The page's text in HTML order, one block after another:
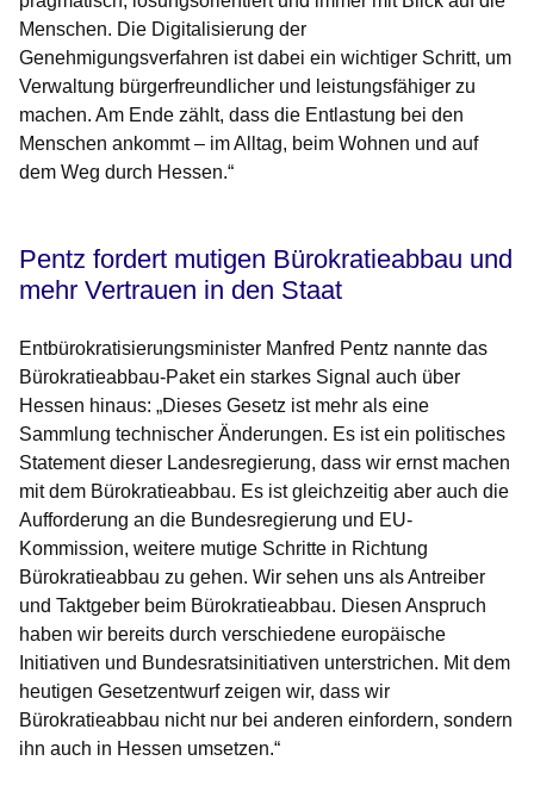
Menschen. Die Digitalisierung der
Genehmigungsverfahren ist dabei ein wichtiger Schritt, um
Verwaltung bürgerfreundlicher und leistungsfähiger zu
machen. Am Ende zählt, dass die Entlastung bei den
Menschen ankommt – im Alltag, beim Wohnen und auf
dem Weg durch Hessen.“
Pentz fordert mutigen Bürokratieabbau und
mehr Vertrauen in den Staat
Entbürokratisierungsminister Manfred Pentz nannte das
Bürokratieabbau-Paket ein starkes Signal auch über
Hessen hinaus: „Dieses Gesetz ist mehr als eine
Sammlung technischer Änderungen. Es ist ein politisches
Statement dieser Landesregierung, dass wir ernst machen
mit dem Bürokratieabbau. Es ist gleichzeitig aber auch die
Aufforderung an die Bundesregierung und EU-
Kommission, weitere mutige Schritte in Richtung
Bürokratieabbau zu gehen. Wir sehen uns als Antreiber
und Taktgeber beim Bürokratieabbau. Diesen Anspruch
haben wir bereits durch verschiedene europäische
Initiativen und Bundesratsinitiativen unterstrichen. Mit dem
heutigen Gesetzentwurf zeigen wir, dass wir
Bürokratieabbau nicht nur bei anderen einfordern, sondern
ihn auch in Hessen umsetzen.“